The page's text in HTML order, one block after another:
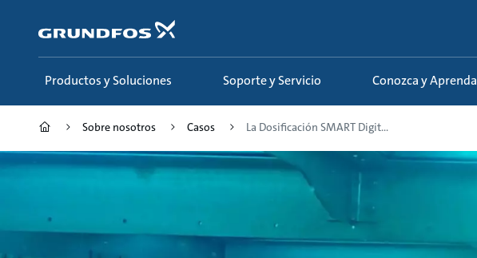
contenido
principal
Productos y Soluciones Soporte y Servicio Conozca y Aprenda
Sobre nosotros Casos La Dosificación SMART Digit...